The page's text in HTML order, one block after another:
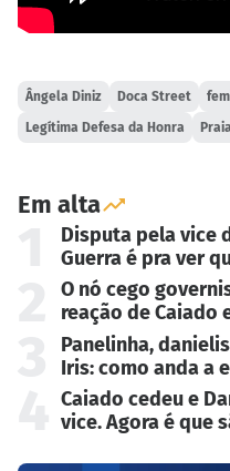
Ângela Diniz Doca Street
Legítima Defesa da Honra
Em alta
Disputa pela vice
Guerra é pra ver
O nó cego
reação de Caiado
Panelinha,
Iris: como anda a
Caiado cedeu e
vice. Agora é que